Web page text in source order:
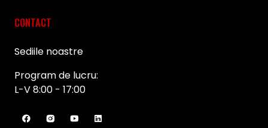
CONTACT
Sediile noastre
Program de lucru:
L-V 8:00 - 17:00